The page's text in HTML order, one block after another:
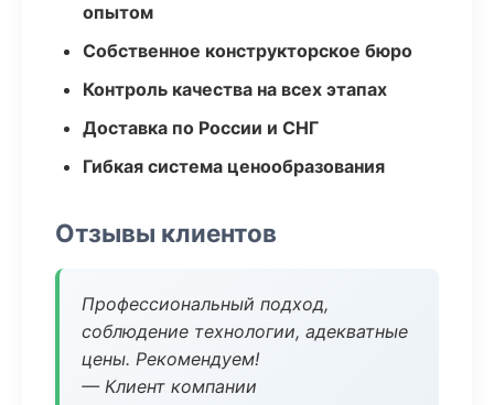
опытом
Собственное конструкторское бюро
Контроль качества на всех этапах
Доставка по России и СНГ
Гибкая система ценообразования
Отзывы клиентов
Профессиональный подход,
соблюдение технологии, адекватные
цены. Рекомендуем!
— Клиент компании